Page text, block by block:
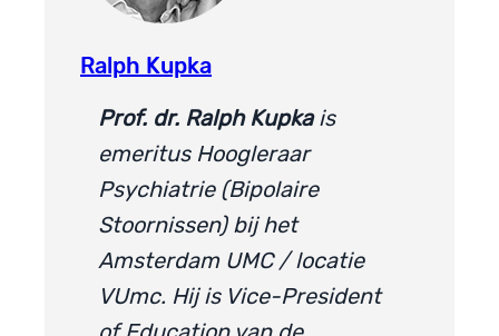
Ralph Kupka
Prof. dr. Ralph Kupkais
emeritus Hoogleraar
Psychiatrie (Bipolaire
Stoornissen) bij het
Amsterdam UMC / locatie
VUmc. Hij is Vice-President